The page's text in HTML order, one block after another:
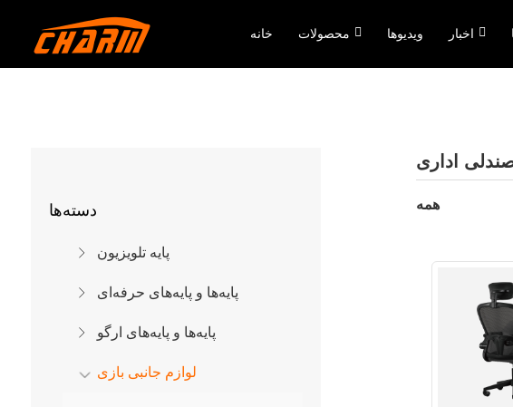
خانه محصولات ویدیوها اخبار
دسته‌ها
پایه تلویزیون
پایه‌ها و پایه‌های حرفه‌ای
پایه‌ها و پایه‌های ارگو
لوازم جانبی بازی
اداری
همه